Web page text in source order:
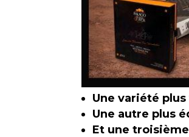
Une variété
Une autre plus
Et une